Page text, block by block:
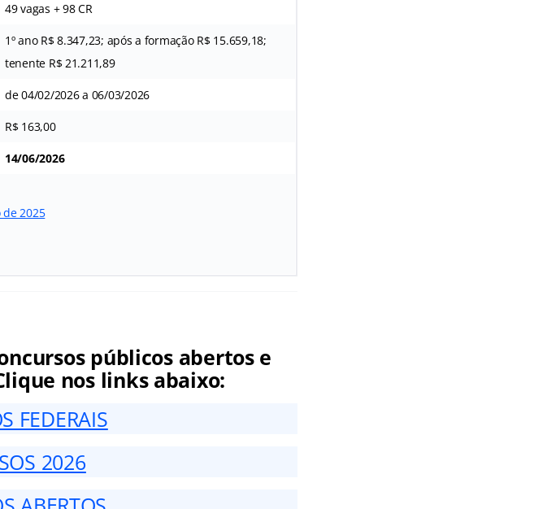
49 vagas + 98 CR
1º ano R$ 8.347,23; após a formação R$ 15.659,18;
tenente R$ 21.211,89
de 04/02/2026 a 06/03/2026
R$ 163,00
14/06/2026
2025
públicos abertos e
nos links abaixo:
FEDERAIS
2026